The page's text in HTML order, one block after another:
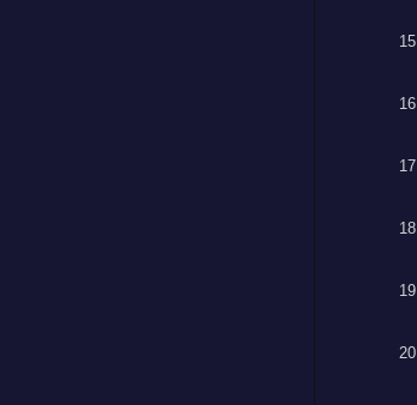
15
16
17
18
19
20